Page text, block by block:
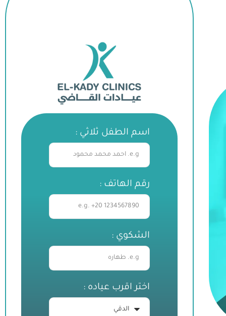
اسم الطفل ثلاثي :
رقم الهاتف :
الشكوي :
اختر اقرب عياده :